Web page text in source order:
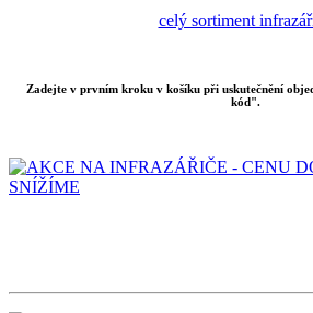
celý sortiment
Zadejte v prvním kroku v košíku při uskutečnění
kód".